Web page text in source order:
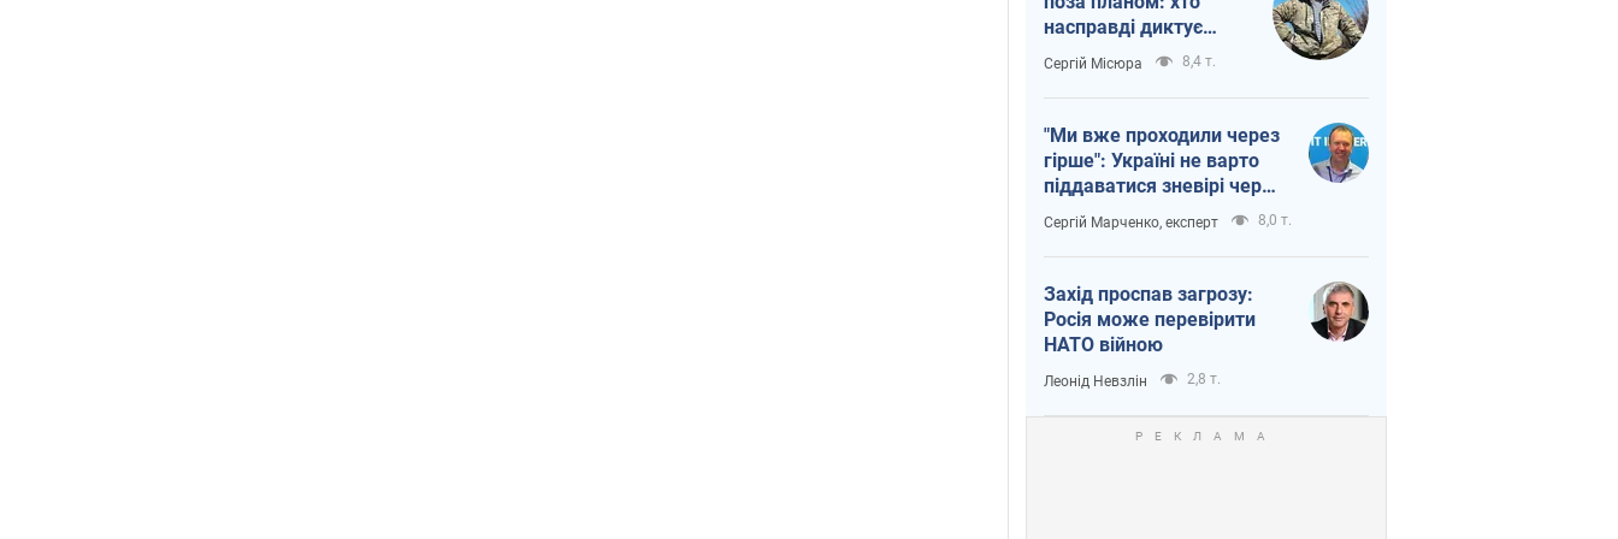
насправді диктує
темп війни
Сергій Місюра 8,4 т.
"Ми вже проходили через
гірше": Україні не варто
піддаватися зневірі через
ракетний терор
Сергій Марченко, експерт 8,0 т.
Захід проспав загрозу:
Росія може перевірити
НАТО війною
Леонід Невзлін 2,8 т.